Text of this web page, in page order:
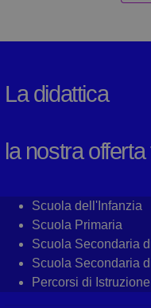
La didattica
la nostra
Scuola dell'Infanzia
Scuola Primaria
Scuola Secondaria
Scuola Secondaria
Percorsi di